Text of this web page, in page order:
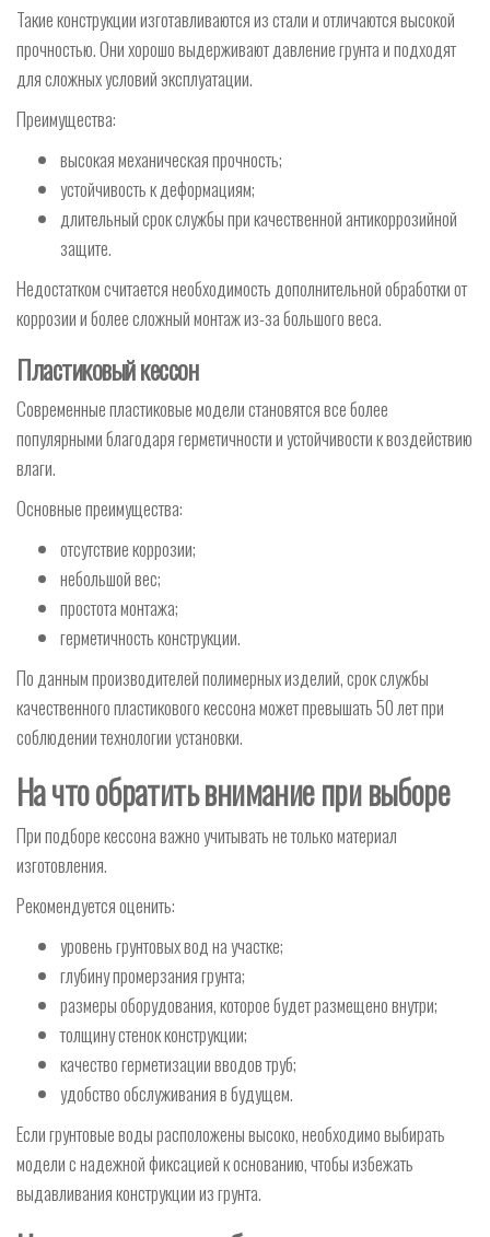
Такие конструкции изготавливаются из стали и отличаются высокой
прочностью. Они хорошо выдерживают давление грунта и подходят
для сложных условий эксплуатации.
Преимущества:
высокая механическая прочность;
устойчивость к деформациям;
длительный срок службы при качественной антикоррозийной
защите.
Недостатком считается необходимость дополнительной обработки от
коррозии и более сложный монтаж из-за большого веса.
Пластиковый кессон
Современные пластиковые модели становятся все более
популярными благодаря герметичности и устойчивости к воздействию
влаги.
Основные преимущества:
отсутствие коррозии;
небольшой вес;
простота монтажа;
герметичность конструкции.
По данным производителей полимерных изделий, срок службы
качественного пластикового кессона может превышать 50 лет при
соблюдении технологии установки.
На что обратить внимание при выборе
При подборе кессона важно учитывать не только материал
изготовления.
Рекомендуется оценить:
уровень грунтовых вод на участке;
глубину промерзания грунта;
размеры оборудования, которое будет размещено внутри;
толщину стенок конструкции;
качество герметизации вводов труб;
удобство обслуживания в будущем.
Если грунтовые воды расположены высоко, необходимо выбирать
модели с надежной фиксацией к основанию, чтобы избежать
выдавливания конструкции из грунта.